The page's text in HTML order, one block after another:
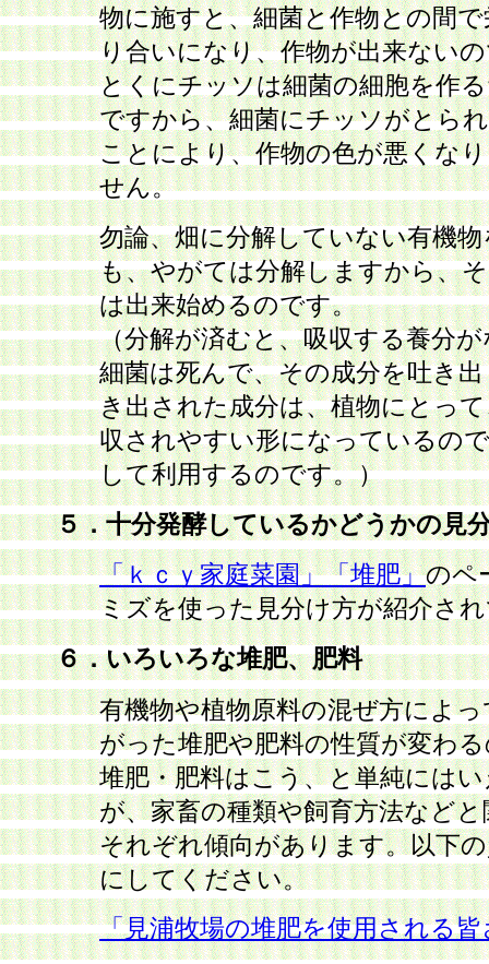
物に施すと、細菌と作物との間
り合いになり、作物が出来ない
とくにチッソは細菌の細胞を作
ですから、細菌にチッソがとら
ことにより、作物の色が悪くな
せん。
勿論、畑に分解していない有機
も、やがては分解しますから、
は出来始めるのです。
（分解が済むと、吸収する養分
細菌は死んで、その成分を吐き
き出された成分は、植物にとっ
収されやすい形になっているの
して利用するのです。）
５．十分発酵しているかどうかの見
「ｋｃｙ家庭菜園」「堆肥」のペ
ミズを使った見分け方が紹介さ
６．いろいろな堆肥、肥料
有機物や植物原料の混ぜ方によ
がった堆肥や肥料の性質が変わ
堆肥・肥料はこう、と単純には
が、家畜の種類や飼育方法など
それぞれ傾向があります。以下
にしてください。
「見浦牧場の堆肥を使用される